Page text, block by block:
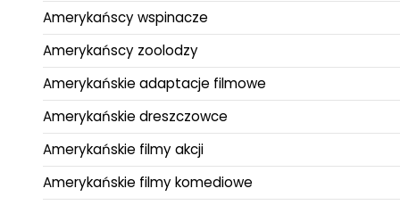
Amerykańscy wspinacze
Amerykańscy zoolodzy
Amerykańskie adaptacje filmowe
Amerykańskie dreszczowce
Amerykańskie filmy akcji
Amerykańskie filmy komediowe